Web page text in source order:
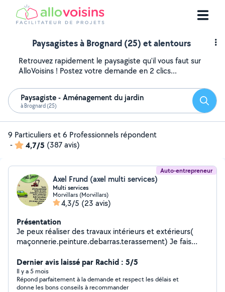
Paysagistes à Brognard (25) et alentours
Retrouvez rapidement le paysagiste qu'il vous faut sur
AlloVoisins ! Postez votre demande en 2 clics...
Paysagiste - Aménagement du jardin
à Brognard (25)
9 Particuliers et 6 Professionnels répondent
-
4,7/5 (387 avis)
Auto-entrepreneur
Axel Frund (axel multi services)
Multi services
Morvillars (Morvillars)
4,3/5 (23 avis)
Présentation
Je peux réaliser des travaux intérieurs et extérieurs(
maçonnerie.peinture.debarras.terassement) Je fais
Dernier avis laissé par Rachid : 5/5
Il y a 5 mois
Répond parfaitement à la demande et respect les délais et
donne les bons conseils à recommander